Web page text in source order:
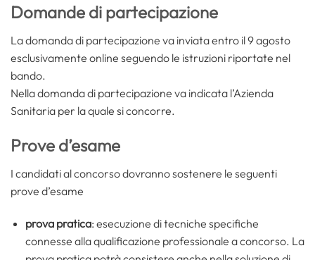
Domande di partecipazione
La domanda di partecipazione va inviata entro il 9 agosto
esclusivamente online seguendo le istruzioni riportate nel
bando.
Nella domanda di partecipazione va indicata l’Azienda
Sanitaria per la quale si concorre.
Prove d’esame
I candidati al concorso dovranno sostenere le seguenti
prove d’esame
prova pratica: esecuzione di tecniche specifiche
connesse alla qualificazione professionale a concorso. La